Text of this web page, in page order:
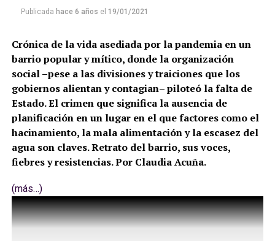
Publicada hace 6 años el 19/01/2021
Crónica de la vida asediada por la pandemia en un
barrio popular y mítico, donde la organización
social –pese a las divisiones y traiciones que los
gobiernos alientan y contagian– piloteó la falta de
Estado. El crimen que significa la ausencia de
planificación en un lugar en el que factores como el
hacinamiento, la mala alimentación y la escasez del
agua son claves. Retrato del barrio, sus voces,
fiebres y resistencias. Por Claudia Acuña.
(más…)